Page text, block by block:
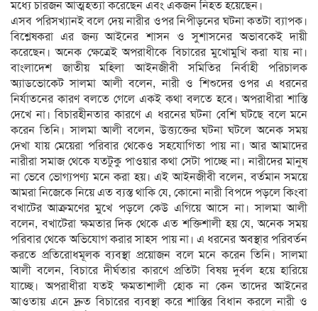
মধ্যে চারজন আত্মহত্যা করেছেন এবং একজন নিহত হয়েছেন।
এসব পরিসখ্যানই বলে দেয় নারীর ওপর নিপীড়নের ঘটনা কতটা ব্যাপক।
বিশ্লেষকরা এর জন্য আইনের শাসন ও সুশাসনের অভাবকেই দায়ী
করেছেন। অনেক ক্ষেত্রেই অপরাধীকে বিচারের মুখোমুখি করা যায় না।
বাংলাদেশ জাতীয় মহিলা আইনজীবী সমিতির নির্বাহী পরিচালক
অ্যাডভোকেট সালমা আলী বলেন, নারী ও শিশুদের ওপর এ ধরনের
নির্যাতনের কারণ বলতে গেলে একই কথা বলতে হবে। অপরাধীরা শাস্তি
দেখে না। বিচারহীনতার কারণে এ ধরনের ঘটনা বেশি ঘটছে বলে মনে
করেন তিনি। সালমা আলী বলেন, উত্ত্যক্তের ঘটনা ঘটলে অনেক সময়
দেখা যায় মেয়েরা পরিবার থেকেও সহযোগিতা পায় না। আর আমাদের
নারীরা সমাজ থেকে যতটুকু পাওয়ার কথা সেটা পাচ্ছে না। নারীদের মানুষ
না ভেবে ভোগ্যপণ্য মনে করা হয়। এই আইনজীবী বলেন, বর্তমান সময়ে
আমরা নিজেকে নিয়ে এত ব্যস্ত থাকি যে, কোনো নারী বিপদে পড়লে কিংবা
বখাটের আক্রমণের মুখে পড়লে কেউ এগিয়ে আসে না। সালমা আলী
বলেন, বখাটেরা ক্ষমতার দিক থেকে এত শক্তিশালী হয় যে, অনেক সময়
পরিবার থেকে অভিযোগ করার সাহস পায় না। এ ধরনের অবস্থার পরিবর্তন
করতে প্রতিরোধমূলক ব্যবস্থা প্রয়োজন বলে মনে করেন তিনি। সালমা
আলী বলেন, বিচারে দীর্ঘতার কারণে প্রতিটা বিষয় দুর্বল হয়ে হারিয়ে
যাচ্ছে। অপরাধীরা যতই ক্ষমতাশালী হোক না কেন তাদের আইনের
আওতায় এনে দ্রুত বিচারের ব্যবস্থা করে শাস্তির বিধান করলে নারী ও